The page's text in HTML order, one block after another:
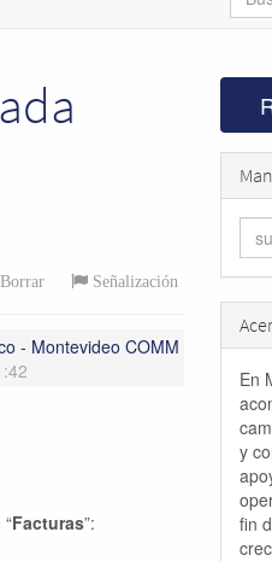
Borrar Señalización
- Montevideo COMM
Facturas”:
En
y
fin